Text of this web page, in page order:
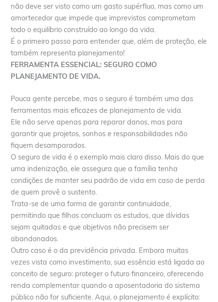
não deve ser visto como um gasto supérfluo, mas como um
amortecedor que impede que imprevistos comprometam
todo o equilíbrio construído ao longo da vida.
É o primeiro passo para entender que, além de proteção, ele
também representa planejamento!
FERRAMENTA ESSENCIAL: SEGURO COMO
PLANEJAMENTO DE VIDA.
Pouca gente percebe, mas o seguro é também uma das
ferramentas mais eficazes de planejamento de vida.
Ele não serve apenas para reparar danos, mas para
garantir que projetos, sonhos e responsabilidades não
fiquem desamparados.
O seguro de vida é o exemplo mais claro disso. Mais do que
uma indenização, ele assegura que a família tenha
condições de manter seu padrão de vida em caso de perda
de quem provê o sustento.
Trata-se de uma forma de garantir continuidade,
permitindo que filhos concluam os estudos, que dívidas
sejam quitadas e que objetivos não precisem ser
abandonados.
Outro caso é o da previdência privada. Embora muitas
vezes vista como investimento, sua essência está ligada ao
conceito de seguro: proteger o futuro financeiro, oferecendo
renda complementar quando a aposentadoria do sistema
público não for suficiente. Aqui, o planejamento é explícito: